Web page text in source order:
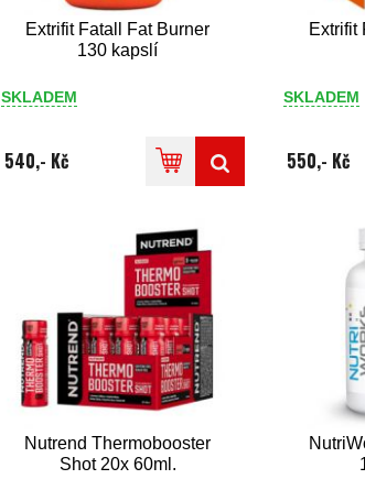
Extrifit Fatall Fat Burner
130 kapslí
SKLADEM
540,- Kč
Extrifit
SKLADEM
550,- Kč
Nutrend Thermobooster
Shot 20x 60ml.